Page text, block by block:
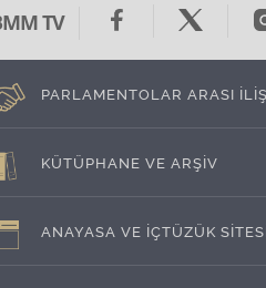
TV
PARLAMENTOLAR ARASI
KÜTÜPHANE VE ARŞİV
ANAYASA VE İÇTÜZÜK